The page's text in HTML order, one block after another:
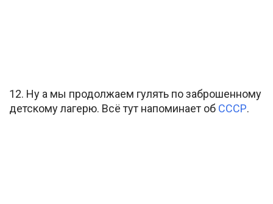
12. Ну а мы продолжаем гулять по заброшенному
детскому лагерю. Всё тут напоминает об СССР.